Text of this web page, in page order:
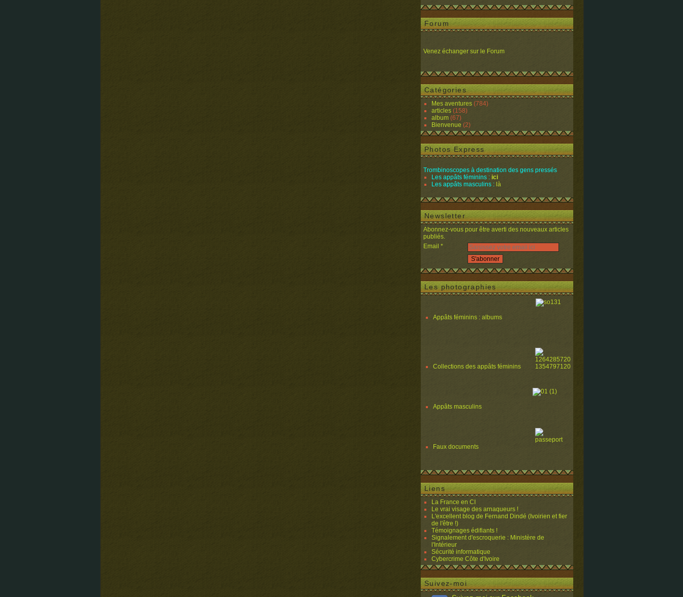
Forum
Venez échanger sur le Forum
Catégories
Mes aventures (784)
articles (158)
album (67)
Bienvenue (2)
Photos Express
Trombinoscopes à destination des gens pressés
Les appâts féminins : ici
Les appâts masculins : là
Newsletter
Abonnez-vous pour être averti des nouveaux articles
publiés.
Email
Les photographies
Appâts féminins : albums
Collections des appâts féminins
Appâts masculins
Faux documents
Liens
La France en CI
Le vrai visage des arnaqueurs !
L'excellent blog de Fernand Dindé (Ivoirien et fier
de l'être !)
Témoignages édifiants !
Signalement d'escroquerie : Ministère de
l'Intérieur
Sécurité informatique
Cybercrime Côte d'Ivoire
Suivez-moi